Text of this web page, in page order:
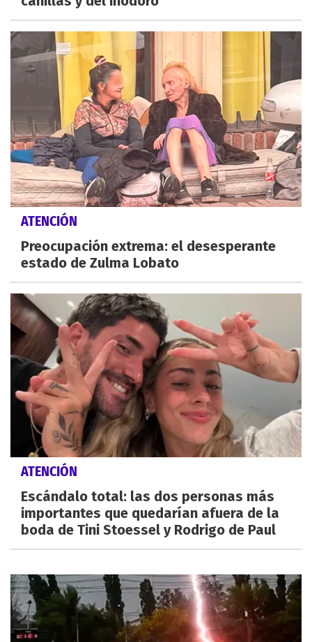
ATENCIÓN
Preocupación extrema: el desesperante
estado de Zulma Lobato
ATENCIÓN
Escándalo total: las dos personas más
importantes que quedarían afuera de la
boda de Tini Stoessel y Rodrigo de Paul